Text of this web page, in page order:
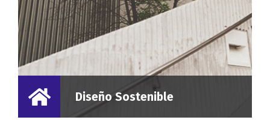
Diseño Sostenible